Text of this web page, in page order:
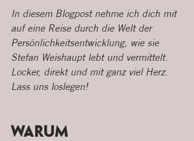
In diesem Blogpost nehme ich dich mit
auf eine Reise durch die Welt der
Persönlichkeitsentwicklung, wie sie
Stefan Weishaupt lebt und vermittelt.
Locker, direkt und mit ganz viel Herz.
Lass uns loslegen!
Warum